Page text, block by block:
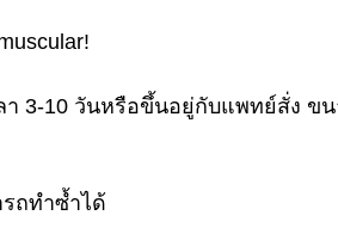
า 3-10 วันหรือขึ้นอยู่กับแพทย์สั่ง ข
ถทำซ้ำได้